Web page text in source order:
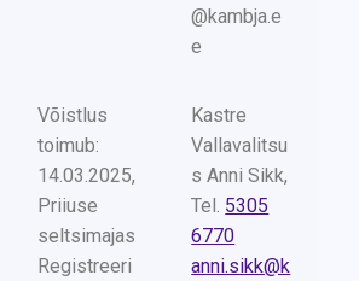
@kambja.e
e
Võistlus
toimub:
14.03.2025,
Priiuse
seltsimajas
Registreeri
Kastre
Vallavalitsu
s Anni Sikk,
Tel. 5305
6770
anni.sikk@k